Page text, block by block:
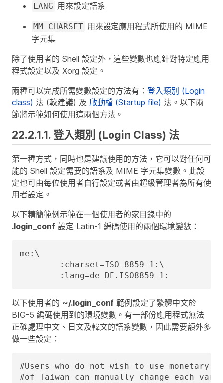
LANG 用來設定語系
MM_CHARSET 用來設定應用程式所使用的 MIME
字元集
除了使用者的 Shell 設定外，這些變數也應針對特定應用
程式設定以及 Xorg 設定。
兩種可以完成所需變數設定的方法有： 登入類別 (Login
class) 法 (較建議) 及 啟動檔 (Startup file) 法。以下兩
節將示範如何使用這兩個方法。
22.2.1.1. 登入類別 (Login Class) 法
第一種方式，同時也是建議使用的方法，它可以對任何可
能的 Shell 設定需要的語系及 MIME 字元集變數。此設
定也可由每位使用者自行設定或者由超級管理者為所有使
用者設定。
以下精簡範例示範在一個使用者的家目錄中的
.login_conf 設定 Latin-1 編碼使用的兩個環境變數：
me:\
	:lang=de_DE.ISO8859-1:
以下使用者的 ~/.login_conf 範例設定了繁體中文於
BIG-5 編碼使用到的環境變數。有一部份應用程式無法
正確處理中文、日文及韓文的語系變數，因此需要額外多
做一些設定：
#Users who do not wish to use monetary
#of Taiwan can manually change each